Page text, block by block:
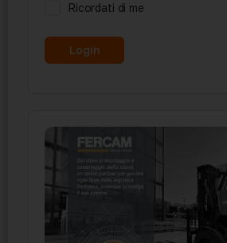
Ricordati di me